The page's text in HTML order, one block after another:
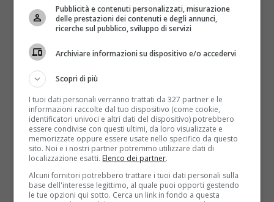
La dieta contro il cancro consigliata da
Veronesi
Esiste una precisa relazione tra dieta e cancro. La
dieta anticancro è composta da un regime sano...
Read More
Pubblicità e contenuti personalizzati, misurazione
delle prestazioni dei contenuti e degli annunci,
ricerche sul pubblico, sviluppo di servizi
Archiviare informazioni su dispositivo e/o accedervi
Scopri di più
I tuoi dati personali verranno trattati da 327 partner e le
informazioni raccolte dal tuo dispositivo (come cookie,
identificatori univoci e altri dati del dispositivo) potrebbero
essere condivise con questi ultimi, da loro visualizzate e
memorizzate oppure essere usate nello specifico da questo
sito. Noi e i nostri partner potremmo utilizzare dati di
localizzazione esatti. Elenco dei partner.
Alcuni fornitori potrebbero trattare i tuoi dati personali sulla
base dell'interesse legittimo, al quale puoi opporti gestendo
le tue opzioni qui sotto. Cerca un link in fondo a questa